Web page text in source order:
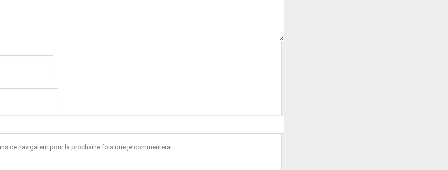
ce navigateur pour la prochaine fois que je commenterai.